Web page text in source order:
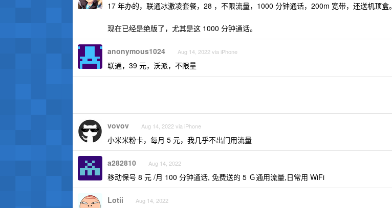
17 年办的，联通冰激凌套餐，28 ，不限流量，1000 分钟通话，200m 宽带，还送机顶盒。
现在已经是绝版了，尤其是这 1000 分钟通话。
anonymous1024 Aug 14, 2022 via iPhone
联通，39 元，沃派，不限量
vovov Aug 14, 2022 via iPhone
小米米粉卡，每月 5 元，我几乎不出门用流量
a282810 Aug 14, 2022
移动保号 8 元 /月 100 分钟通话, 免费送的 5 Ｇ通用流量,日常用 WiFi
Lotii Aug 14, 2022